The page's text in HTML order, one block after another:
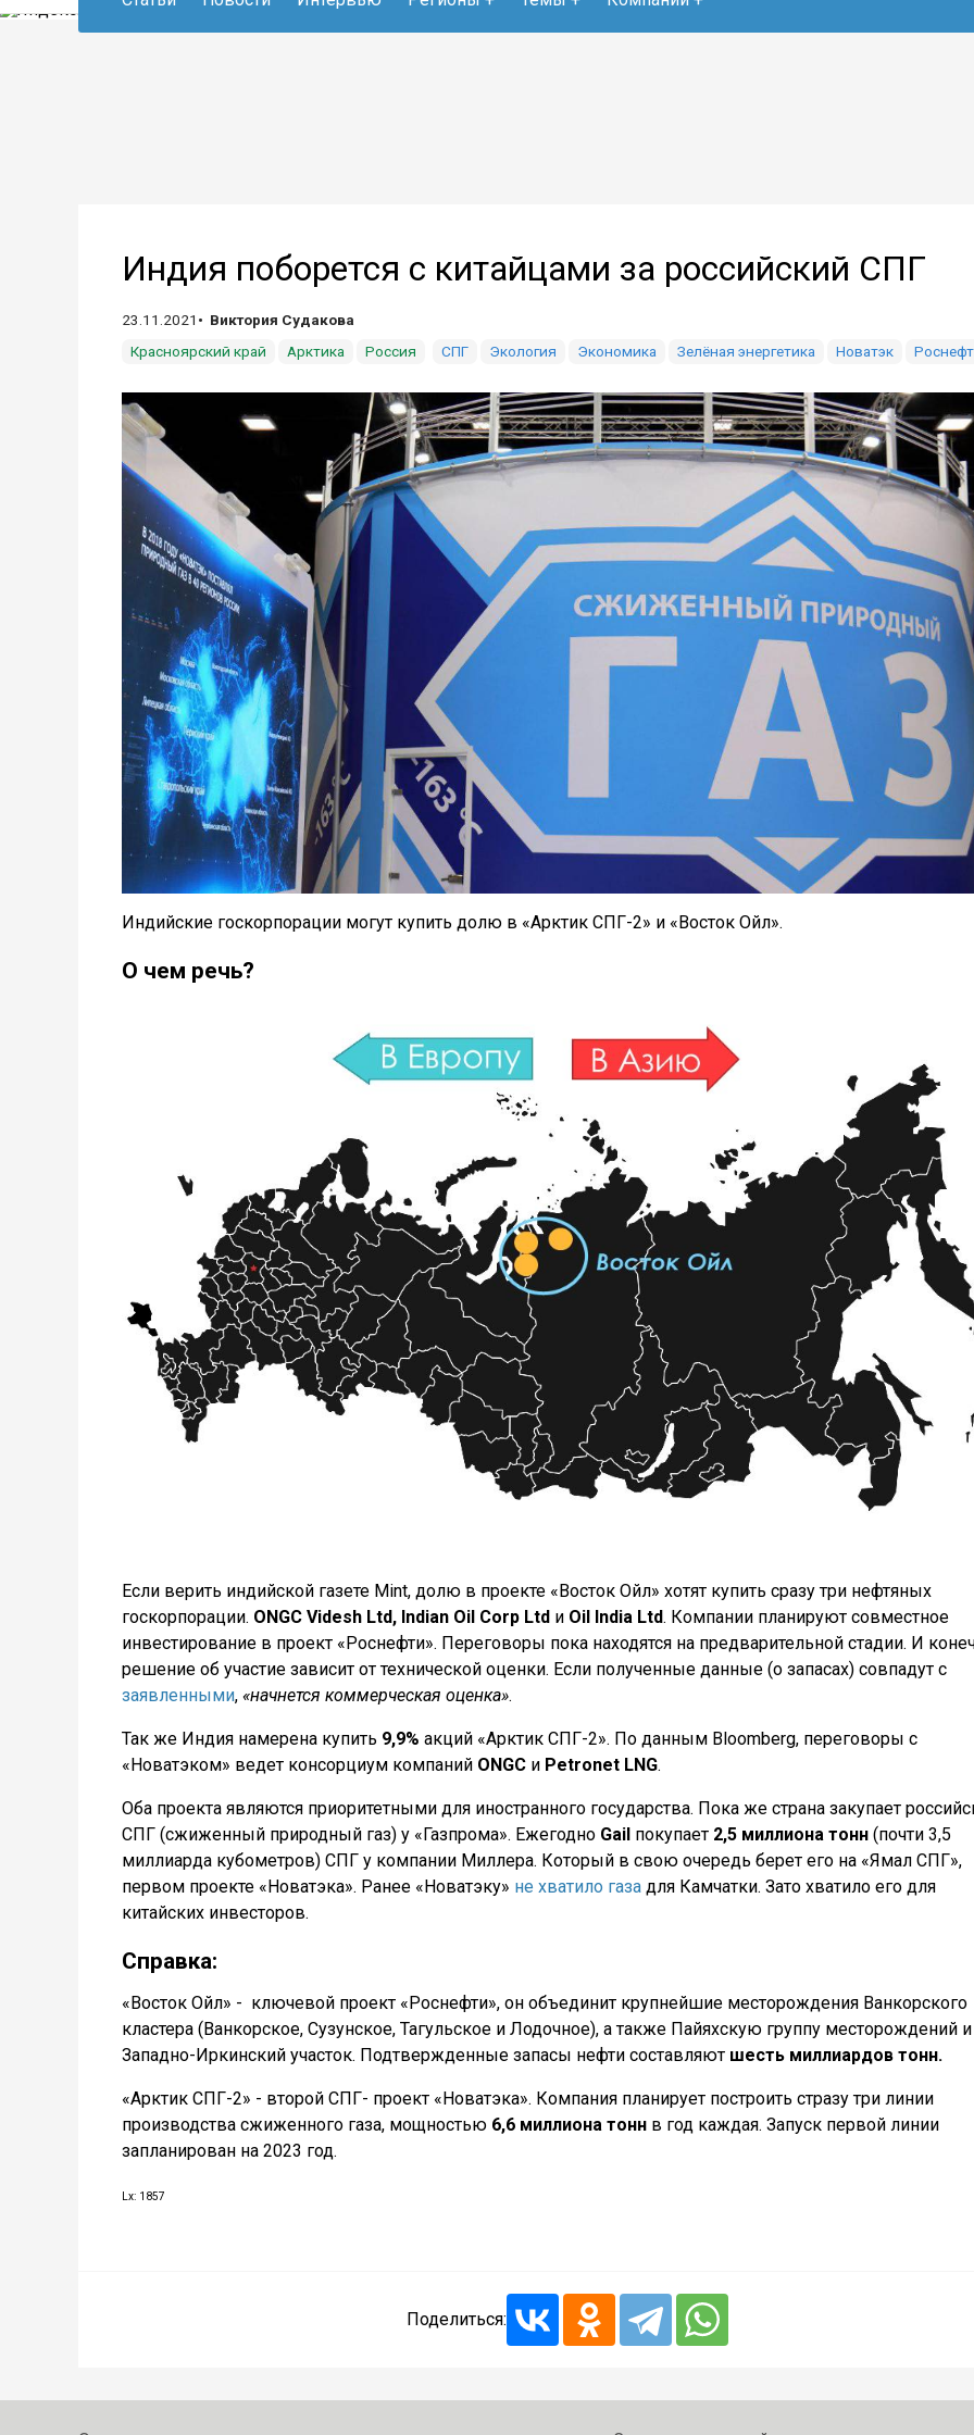
Индия поборется с китайцами за российский СПГ
23.11.2021
Виктория Судакова
Красноярский край
Арктика Россия СПГ Экология Экономика Зелёная энергетика Новатэк
Индийские госкорпорации могут купить долю в «Арктик СПГ-2» и «Восток Ойл».
О чем речь?
Если верить индийской газете Mint, долю в проекте «Восток Ойл» хотят купить сразу три нефтяных
госкорпорации. ONGC Videsh Ltd, Indian Oil Corp Ltd и Oil India Ltd. Компании планируют совместное
инвестирование в проект «Роснефти». Переговоры пока находятся на предварительной стадии. И
решение об участие зависит от технической оценки. Если полученные данные (о запасах) совпадут с
заявленными, «начнется коммерческая оценка».
Так же Индия намерена купить 9,9% акций «Арктик СПГ-2». По данным Bloomberg, переговоры с
«Новатэком» ведет консорциум компаний ONGC и Petronet LNG.
Оба проекта являются приоритетными для иностранного государства. Пока же страна закупает
СПГ (сжиженный природный газ) у «Газпрома». Ежегодно Gail покупает 2,5 миллиона тонн (почти 3,5
миллиарда кубометров) СПГ у компании Миллера. Который в свою очередь берет его на «Ямал СПГ»,
первом проекте «Новатэка». Ранее «Новатэку» не хватило газа для Камчатки. Зато хватило его для
китайских инвесторов.
Справка:
«Восток Ойл» - ключевой проект «Роснефти», он объединит крупнейшие месторождения Ванкорского
кластера (Ванкорское, Сузунское, Тагульское и Лодочное), а также Пайяхскую группу месторождений и
Западно-Иркинский участок. Подтвержденные запасы нефти составляют шесть миллиардов тонн.
«Арктик СПГ-2» - второй СПГ- проект «Новатэка». Компания планирует построить стразу три линии
производства сжиженного газа, мощностью 6,6 миллиона тонн в год каждая. Запуск первой линии
запланирован на 2023 год.
Lx: 1857
Поделиться: